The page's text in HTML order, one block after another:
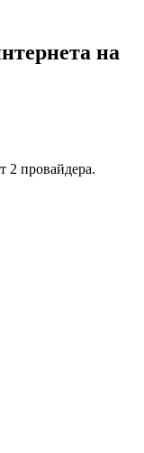
на
2 провайдера.